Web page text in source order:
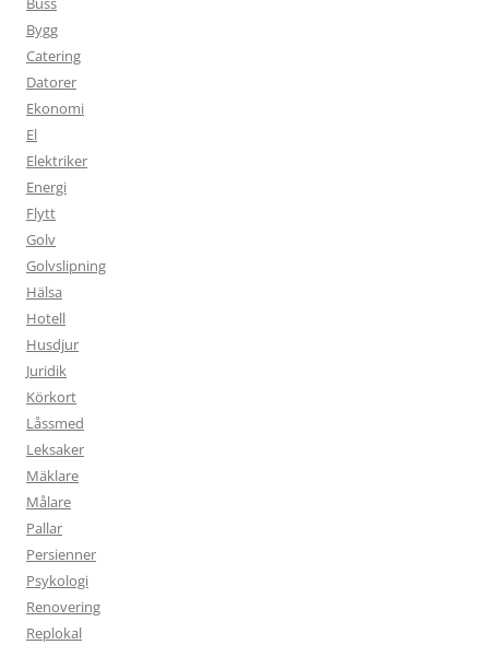
Bygg
Catering
Datorer
Ekonomi
El
Elektriker
Energi
Flytt
Golv
Golvslipning
Hälsa
Hotell
Husdjur
Juridik
Körkort
Låssmed
Leksaker
Mäklare
Målare
Pallar
Persienner
Psykologi
Renovering
Replokal